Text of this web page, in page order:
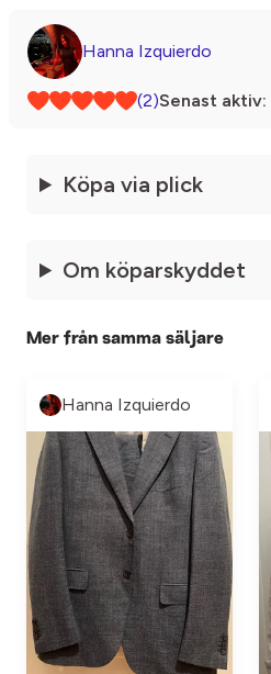
Hanna Izquierdo
(2)Senast aktiv:
Köpa via plick
Om köparskyddet
Mer från samma säljare
Hanna Izquierdo